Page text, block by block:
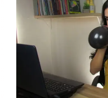
ai?